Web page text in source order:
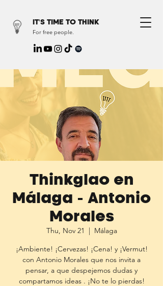
IT'S TIME TO THINK
For free people.
Thinkglao en
Málaga - Antonio
Morales
Thu, Nov 21
  |
Málaga
¡Ambiente! ¡Cervezas! ¡Cena! y ¡Vermut!
con Antonio Morales que nos invita a
pensar, a que despejemos dudas y
compartamos ideas . ¡No te lo pierdas!